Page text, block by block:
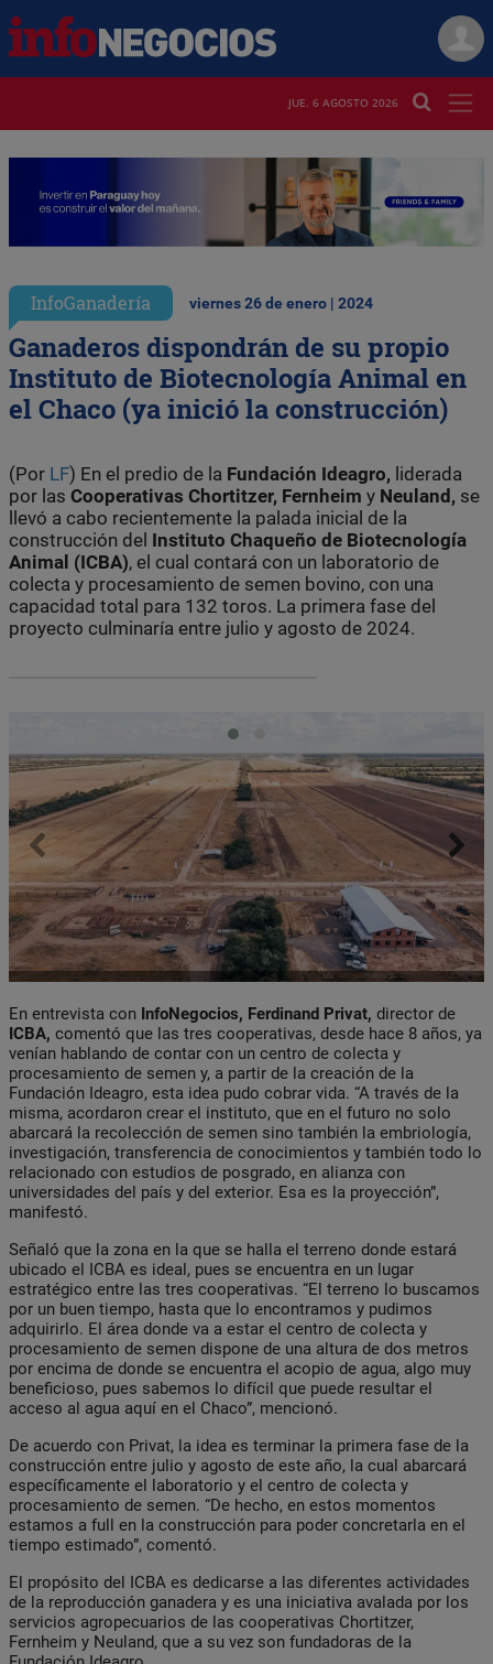
JUE. 6 AGOSTO 2026
InfoGanadería viernes 26 de enero | 2024
Ganaderos dispondrán de su propio
Instituto de Biotecnología Animal en
el Chaco (ya inició la construcción)
(Por LF) En el predio de la Fundación Ideagro, liderada
por las Cooperativas Chortitzer, Fernheim y Neuland, se
llevó a cabo recientemente la palada inicial de la
construcción del Instituto Chaqueño de Biotecnología
Animal (ICBA), el cual contará con un laboratorio de
colecta y procesamiento de semen bovino, con una
capacidad total para 132 toros. La primera fase del
proyecto culminaría entre julio y agosto de 2024.
En entrevista con InfoNegocios, Ferdinand Privat, director de
ICBA, comentó que las tres cooperativas, desde hace 8 años, ya
venían hablando de contar con un centro de colecta y
procesamiento de semen y, a partir de la creación de la
Fundación Ideagro, esta idea pudo cobrar vida. “A través de la
misma, acordaron crear el instituto, que en el futuro no solo
abarcará la recolección de semen sino también la embriología,
investigación, transferencia de conocimientos y también todo lo
relacionado con estudios de posgrado, en alianza con
universidades del país y del exterior. Esa es la proyección”,
manifestó.
Señaló que la zona en la que se halla el terreno donde estará
ubicado el ICBA es ideal, pues se encuentra en un lugar
estratégico entre las tres cooperativas. “El terreno lo buscamos
por un buen tiempo, hasta que lo encontramos y pudimos
adquirirlo. El área donde va a estar el centro de colecta y
procesamiento de semen dispone de una altura de dos metros
por encima de donde se encuentra el acopio de agua, algo muy
beneficioso, pues sabemos lo difícil que puede resultar el
acceso al agua aquí en el Chaco”, mencionó.
De acuerdo con Privat, la idea es terminar la primera fase de la
construcción entre julio y agosto de este año, la cual abarcará
específicamente el laboratorio y el centro de colecta y
procesamiento de semen. “De hecho, en estos momentos
estamos a full en la construcción para poder concretarla en el
tiempo estimado”, comentó.
El propósito del ICBA es dedicarse a las diferentes actividades
de la reproducción ganadera y es una iniciativa avalada por los
servicios agropecuarios de las cooperativas Chortitzer,
Fernheim y Neuland, que a su vez son fundadoras de la